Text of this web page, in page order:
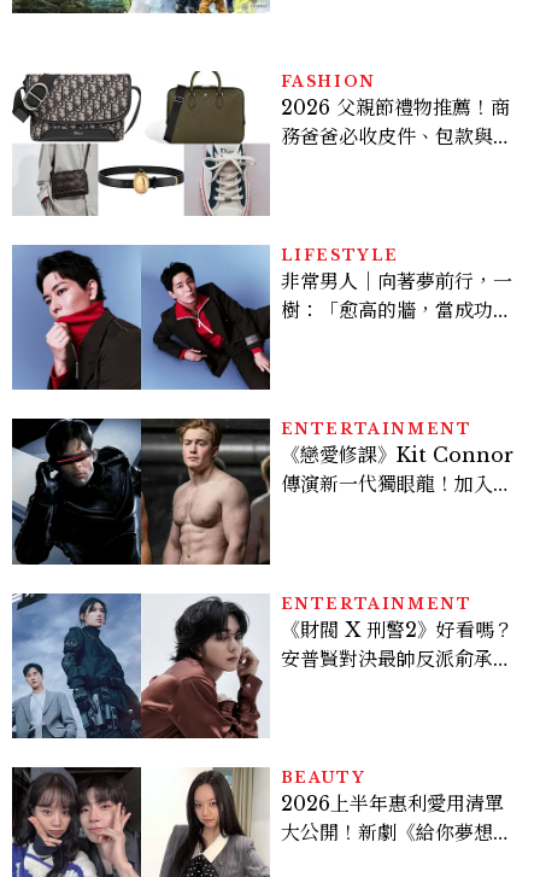
FASHION
2026 父親節禮物推薦！商
務爸爸必收皮件、包款與鞋
LIFESTYLE
非常男人｜向著夢前行，一
樹：「愈高的牆，當成功爬
ENTERTAINMENT
《戀愛修課》Kit Connor
傳演新一代獨眼龍！加入新
ENTERTAINMENT
《財閥 X 刑警2》好看嗎？
安普賢對決最帥反派俞承
多大？
BEAUTY
2026上半年惠利愛用清單
大公開！新劇《給你夢想》